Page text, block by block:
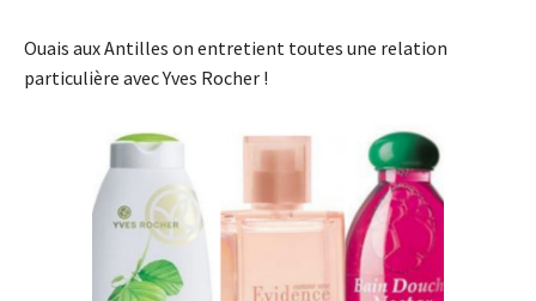
Ouais aux Antilles on entretient toutes une relation
particulière avec Yves Rocher !